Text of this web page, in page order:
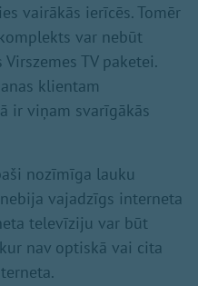
vairākās ierīcēs. Tomēr
var nebūt
TV paketei.
klientam
ir viņam svarīgākās
nozīmīga lauku
vajadzīgs interneta
televīziju var būt
nav optiskā vai cita